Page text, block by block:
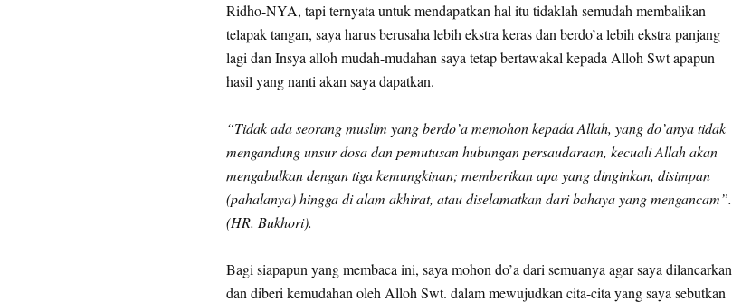
Ridho-NYA, tapi ternyata untuk mendapatkan hal itu tidaklah semudah membalikan
telapak tangan, saya harus berusaha lebih ekstra keras dan berdo’a lebih ekstra panjang
lagi dan Insya alloh mudah-mudahan saya tetap bertawakal kepada Alloh Swt apapun
hasil yang nanti akan saya dapatkan.
“Tidak ada seorang muslim yang berdo’a memohon kepada Allah, yang do’anya tidak
mengandung unsur dosa dan pemutusan hubungan persaudaraan, kecuali Allah akan
mengabulkan dengan tiga kemungkinan; memberikan apa yang dinginkan, disimpan
(pahalanya) hingga di alam akhirat, atau diselamatkan dari bahaya yang mengancam”.
(HR. Bukhori).
Bagi siapapun yang membaca ini, saya mohon do’a dari semuanya agar saya dilancarkan
dan diberi kemudahan oleh Alloh Swt. dalam mewujudkan cita-cita yang saya sebutkan